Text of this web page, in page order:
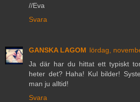
//Eva
Svara
GANSKA LAGOM lördag,
Ja där har du hittat ett typiskt
heter det? Haha! Kul bilder!
man ju alltid!
Svara